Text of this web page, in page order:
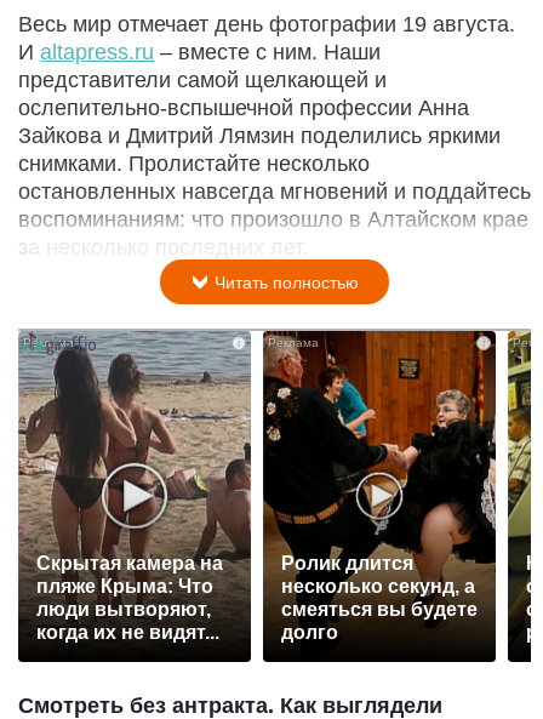
Весь мир отмечает день фотографии 19 августа.
И altapress.ru – вместе с ним. Наши
представители самой щелкающей и
ослепительно-вспышечной профессии Анна
Зайкова и Дмитрий Лямзин поделились яркими
снимками. Пролистайте несколько
остановленных навсегда мгновений и поддайтесь
воспоминаниям: что произошло в Алтайском крае
за несколько последних лет.
Читать полностью
i
Скрытая камера на
пляже Крыма: Что
люди вытворяют,
когда их не видят...
Ролик длится
несколько секунд, а
смеяться вы будете
долго
Смотреть без антракта. Как выглядели